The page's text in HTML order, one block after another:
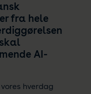
fra hele
AI-
hverdag